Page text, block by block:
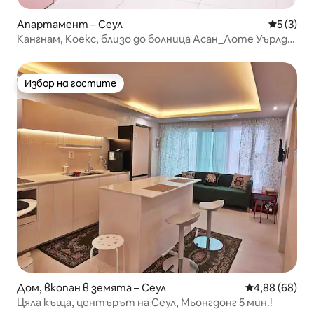
Апартамент – Сеул Средна
5 (3)
Кангнам, Коекс, близо до болница Асан_Лоте Уърлд
интериор_Използване на отделно пространство
Избор на гостите
Избор на гостите
Дом, вкопан в земята – Сеул Средна
4,88 (68)
Цяла къща, центърът на Сеул, Мьонгдонг 5 мин.!